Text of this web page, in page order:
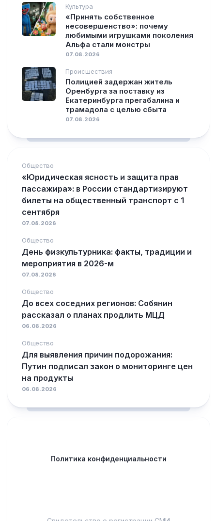
Культура
«Принять собственное
несовершенство»: почему
любимыми игрушками поколения
Альфа стали монстры
07.08.2026
Происшествия
Полицией задержан житель
Оренбурга за поставку из
Екатеринбурга прегабалина и
трамадола с целью сбыта
07.08.2026
Общество
«Юридическая ясность и защита прав
пассажира»: в России стандартизируют
билеты на общественный транспорт с 1
сентября
07.08.2026
Общество
День физкультурника: факты, традиции и
мероприятия в 2026-м
07.08.2026
Общество
До всех соседних регионов: Собянин
рассказал о планах продлить МЦД
06.08.2026
Общество
Для выявления причин подорожания:
Путин подписал закон о мониторинге цен
на продукты
06.08.2026
Политика конфиденциальности